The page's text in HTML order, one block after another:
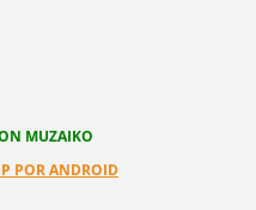
MUZAIKO
POR ANDROID